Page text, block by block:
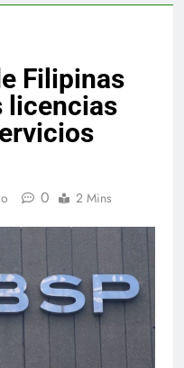
Filipinas
licencias
0 2 Mins